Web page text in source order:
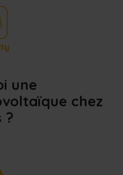
une
chez
?